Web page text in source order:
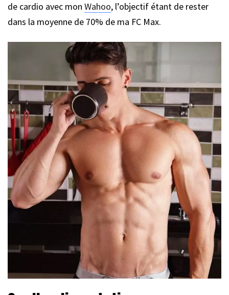
de cardio avec mon Wahoo, l’objectif étant de rester
dans la moyenne de 70% de ma FC Max.